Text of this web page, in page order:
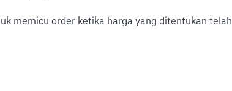
memicu order ketika harga yang ditentukan telah